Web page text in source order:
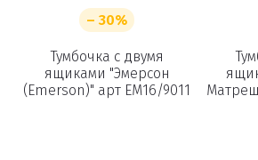
– 30%
Тумбочка с двумя
ящиками "Эмерсон
(Emerson)" арт EM16/9011